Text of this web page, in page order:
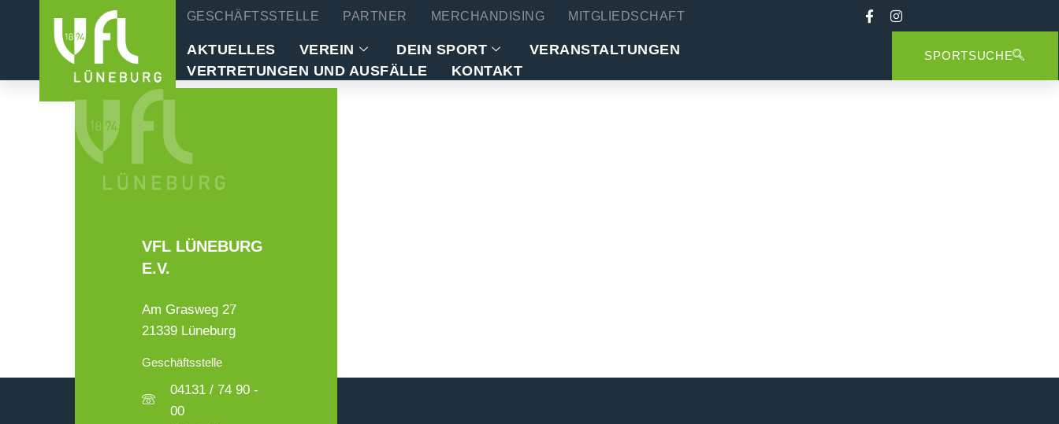
GESCHÄFTSSTELLE PARTNER MERCHANDISING MITGLIEDSCHAFT
AKTUELLES VEREIN DEIN SPORT
VERANSTALTUNGEN
VERTRETUNGEN UND AUSFÄLLE
KONTAKT
SPORTSUCHE
VFL LÜNEBURG
E.V.
Am Grasweg 27
21339 Lüneburg
Geschäftsstelle
04131 / 74 90 -
00